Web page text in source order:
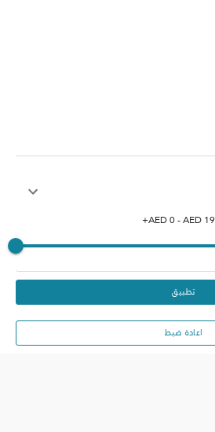
AED0- AED
+
تطبيق
اعادة ضبط